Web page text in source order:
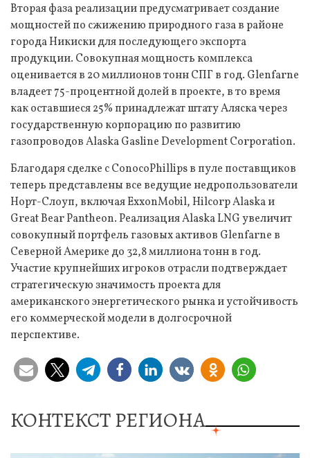
Вторая фаза реализации предусматривает создание
мощностей по сжижению природного газа в районе
города Никиски для последующего экспорта
продукции. Совокупная мощность комплекса
оценивается в 20 миллионов тонн СПГ в год. Glenfarne
владеет 75-процентной долей в проекте, в то время
как оставшиеся 25% принадлежат штату Аляска через
государственную корпорацию по развитию
газопроводов Alaska Gasline Development Corporation.
Благодаря сделке с ConocoPhillips в пуле поставщиков
теперь представлены все ведущие недропользователи
Норт-Слоуп, включая ExxonMobil, Hilcorp Alaska и
Great Bear Pantheon. Реализация Alaska LNG увеличит
совокупный портфель газовых активов Glenfarne в
Северной Америке до 32,8 миллиона тонн в год.
Участие крупнейших игроков отрасли подтверждает
стратегическую значимость проекта для
американского энергетического рынка и устойчивость
его коммерческой модели в долгосрочной
перспективе.
КОНТЕКСТ РЕГИОНА